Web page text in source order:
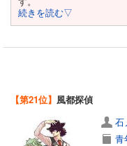
続きを読む▽
【第21位】 風都探偵
石
青